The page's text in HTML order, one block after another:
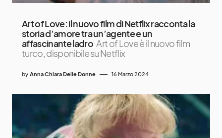
Art of Love: il nuovo film di Netflix racconta la
storia d’amore tra un’agente e un
affascinante ladro Art of Love è il nuovo film
turco, disponibile su Netflix
by Anna Chiara Delle Donne 16 Marzo 2024